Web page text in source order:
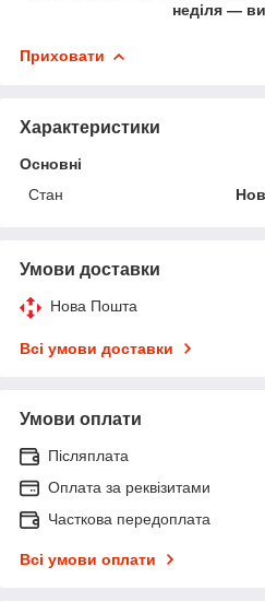
неділя —
Приховати
Характеристики
Основні
Стан
Умови доставки
Нова Пошта
Всі умови доставки
Умови оплати
Післяплата
Оплата за реквізитами
Часткова передоплата
Всі умови оплати